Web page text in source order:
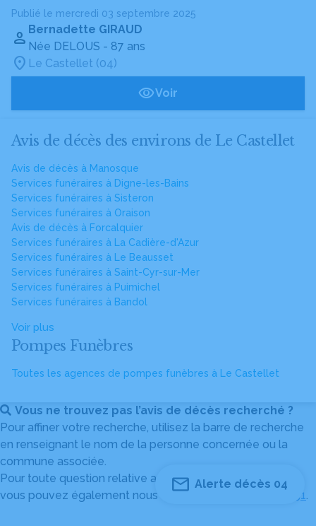
Publié le mercredi 03 septembre 2025
Bernadette GIRAUD
Née DELOUS - 87 ans
Le Castellet (04)
Voir
Avis de décès des environs de Le Castellet
Avis de décès à Manosque
Services funéraires à Digne-les-Bains
Services funéraires à Sisteron
Services funéraires à Oraison
Avis de décès à Forcalquier
Services funéraires à La Cadière-d'Azur
Services funéraires à Le Beausset
Services funéraires à Saint-Cyr-sur-Mer
Services funéraires à Puimichel
Services funéraires à Bandol
Voir plus
Pompes Funèbres
Toutes les agences de pompes funèbres à Le Castellet
Vous ne trouvez pas l’avis de décès recherché ?
Pour affiner votre recherche, utilisez la barre de recherche
en renseignant le nom de la personne concernée ou la
commune associée.
Pour toute question relative au fonctionnement du site,
vous pouvez également nous contacter au
04 82 53 51 51.
Alerte décès 04